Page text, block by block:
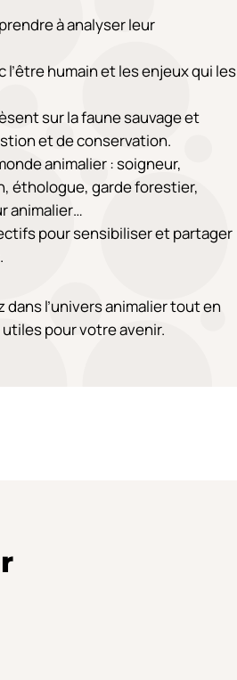
à analyser leur
humain et les enjeux qui les
sur la faune sauvage et
et de conservation.
animalier : soigneur,
éthologue, garde forestier,
animalier…
pour sensibiliser et partager
l’univers animalier tout en
pour votre avenir.